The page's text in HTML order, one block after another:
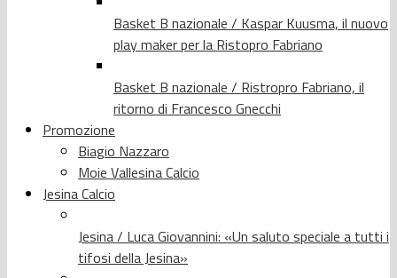
Basket B nazionale / Kaspar Kuusma, il nuovo
play maker per la Ristopro Fabriano
Basket B nazionale / Ristropro Fabriano, il
ritorno di Francesco Gnecchi
Promozione
Biagio Nazzaro
Moie Vallesina Calcio
Jesina Calcio
Jesina / Luca Giovannini: «Un saluto speciale a tutti i
tifosi della Jesina»